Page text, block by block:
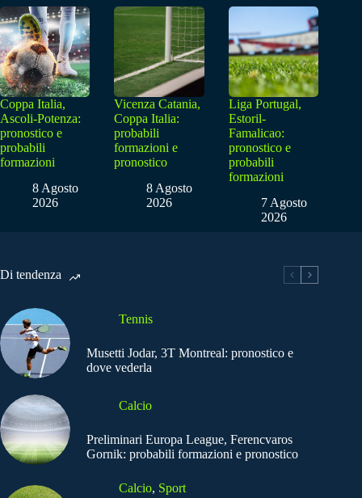
Coppa Italia,
Ascoli-Potenza:
pronostico e
probabili
formazioni
8 Agosto
2026
Vicenza Catania,
Coppa Italia:
probabili
formazioni e
pronostico
8 Agosto
2026
Liga Portugal,
Estoril-
Famalicao:
pronostico e
probabili
formazioni
7 Agosto
2026
Di tendenza
Tennis
Musetti Jodar, 3T Montreal: pronostico e
dove vederla
Calcio
Preliminari Europa League, Ferencvaros
Gornik: probabili formazioni e pronostico
Calcio, Sport